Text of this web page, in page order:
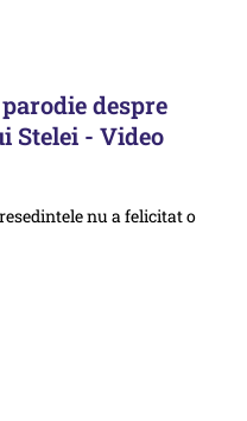
despre
Stelei - Video